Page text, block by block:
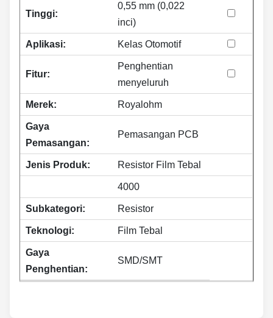
Tinggi:
0,55 mm (0,022
inci)
Aplikasi: Kelas Otomotif
Fitur:
Penghentian
menyeluruh
Merek: Royalohm
Gaya
Pemasangan:
Pemasangan PCB
Jenis Produk: Resistor Film Tebal
4000
Subkategori: Resistor
Teknologi: Film Tebal
Gaya
Penghentian:
SMD/SMT